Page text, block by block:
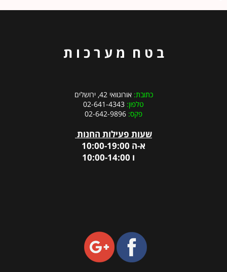
ב ט ח מ ע ר כ ו ת
כתובת:אורוגוואי 42, ירושלים
טלפון: 02-641-4343
פקס:
שעות פעילות החנות
א-ה 10:00-19:00
ו 10:00-14:00